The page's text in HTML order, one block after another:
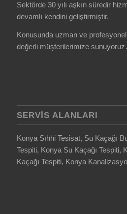
Sektörde 30 yılı aşkın süredir
devamlı kendini geliştirmiştir.
Konusunda uzman ve
değerli müşterilerimize
SERVIS ALANLARI
Konya Sıhhi Tesisat, Su Kaçağı
Tespiti, Konya Su Kaçağı Tespiti,
Kaçağı Tespiti, Konya